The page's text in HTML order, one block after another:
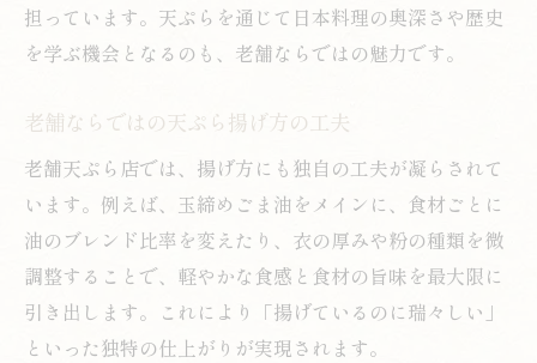
担っています。天ぷらを通じて日本料理の奥深さや歴史
を学ぶ機会となるのも、老舗ならではの魅力です。
老舗ならではの天ぷら揚げ方の工夫
老舗天ぷら店では、揚げ方にも独自の工夫が凝らされて
います。例えば、玉締めごま油をメインに、食材ごとに
油のブレンド比率を変えたり、衣の厚みや粉の種類を微
調整することで、軽やかな食感と食材の旨味を最大限に
引き出します。これにより「揚げているのに瑞々しい」
といった独特の仕上がりが実現されます。